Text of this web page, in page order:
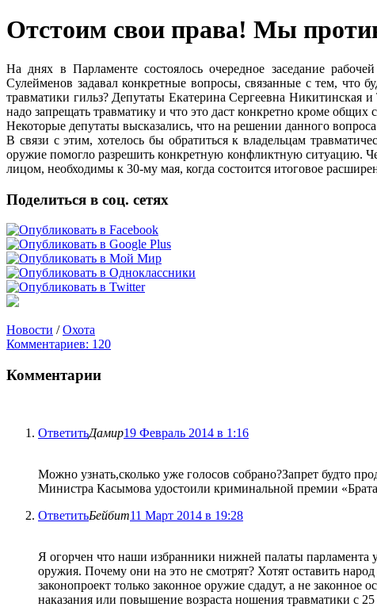
Отстоим свои права! Мы
На днях в Парламенте состоялось очередное заседание
Сулейменов задавал конкретные вопросы, связанные с тем, что
травматики гильз? Депутаты Екатерина Сергеевна Никитинская
надо запрещать травматику и что это даст конкретно кроме общих
Некоторые депутаты высказались, что на решении данного
В связи с этим, хотелось бы обратиться к владельцам
оружие помогло разрешить конкретную конфликтную ситуацию.
лицом, необходимы к 30-му мая, когда состоится итоговое
Поделиться в соц. сетях
Новости /Охота
Комментариев: 120
Комментарии
ОтветитьДамир19 Февраль 2014 в 1:16
Можно узнать,сколько уже голосов собрано?Запрет будто
Министра Касымова удостоили криминальной премии
ОтветитьБейбит11 Март 2014 в 19:28
Я огорчен что наши избранники нижней палаты парламента
оружия. Почему они на это не смотрят? Хотят оставить
законопроект только законное оружие сдадут, а не
наказания или повышение возраста ношения травматики с 25